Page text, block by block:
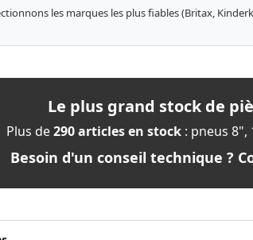
les marques les plus fiables (Britax,
Le plus grand stock de
Plus de290 articles en stock: pneus 8",
Besoin d'un conseil technique ?